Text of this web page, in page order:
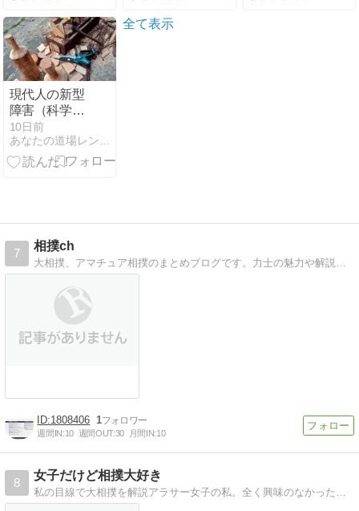
現代人の新型
障害（科学文
明コワイ）
10日前
あなたの道場レンタルスペースあこう堂
全て表示
7
相撲ch
大相撲、アマチュア相撲のまとめブログです。力士の魅力や解説者の見解を紹介。
1808406 1
週間IN:10 週間OUT:30 月間IN:10
8
女子だけど相撲大好き
私の目線で大相撲を解説アラサー女子の私。全く興味のなかった大相撲にドハマりしてます。